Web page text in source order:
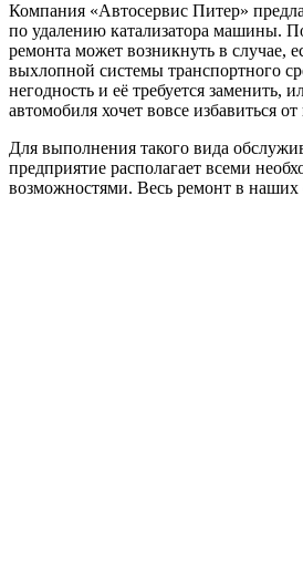
Компания «Автосервис Питер»
по удалению катализатора машины.
ремонта может возникнуть в случае,
выхлопной системы транспортного
негодность и её требуется заменить,
автомобиля хочет вовсе избавиться от
Для выполнения такого вида
предприятие располагает всеми
возможностями. Весь ремонт в наших